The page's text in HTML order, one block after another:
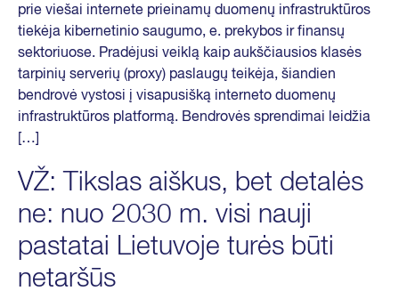
prie viešai internete prieinamų duomenų infrastruktūros
tiekėja kibernetinio saugumo, e. prekybos ir finansų
sektoriuose. Pradėjusi veiklą kaip aukščiausios klasės
tarpinių serverių (proxy) paslaugų teikėja, šiandien
bendrovė vystosi į visapusišką interneto duomenų
infrastruktūros platformą. Bendrovės sprendimai leidžia
[…]
VŽ: Tikslas aiškus, bet detalės
ne: nuo 2030 m. visi nauji
pastatai Lietuvoje turės būti
netaršūs